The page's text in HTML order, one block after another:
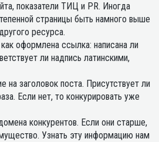
показатели ТИЦ и PR. Иногда
страницы быть намного выше
ресурса.
оформлена ссылка: написана ли
ли надпись латинскими,
на заголовок поста. Присутствует ли
Если нет, то конкурировать уже
конкурентов. Если они старше,
Узнать эту информацию нам